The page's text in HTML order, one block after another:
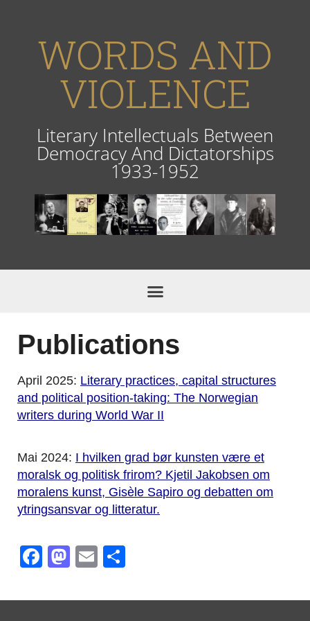
WORDS AND
VIOLENCE
Literary Intellectuals Between
Democracy And Dictatorships
1933-1952
Publications
April 2025: Literary practices, capital structures
and political position-taking: The Norwegian
writers during World War II
Mai 2024: I hvilken grad bør kunsten være et
moralsk og politisk frirom? Kjetil Jakobsen om
moralens kunst, Gisèle Sapiro og debatten om
ytringsansvar og litteratur.
Facebook
Mastodon
Email